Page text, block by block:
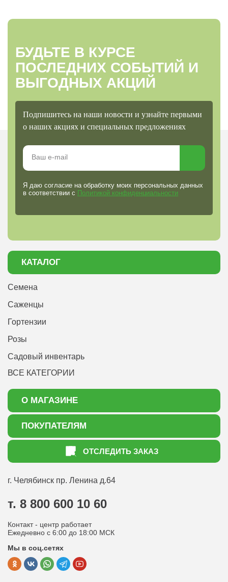
БУДЬТЕ В КУРСЕ
ПОСЛЕДНИХ СОБЫТИЙ И
ВЫГОДНЫХ АКЦИЙ
Подпишитесь на наши новости и узнайте первыми
о наших акциях и специальных предложениях
Я даю согласие на обработку моих персональных данных
в соответствии с Политикой конфиденциальности
КАТАЛОГ
Семена
Саженцы
Гортензии
Розы
Садовый инвентарь
ВСЕ КАТЕГОРИИ
О МАГАЗИНЕ
О нас
Акции
ПОКУПАТЕЛЯМ
Как оформить заказ
Статьи садоводу
Оптовым покупателям
Политика конфиденциальности
Публичная оферта
ОТСЛЕДИТЬ ЗАКАЗ
г. Челябинск пр. Ленина д.64
т. 8 800 600 10 60
Контакт - центр работает
Ежедневно с 6:00 до 18:00 МСК
Мы в соц.сетях